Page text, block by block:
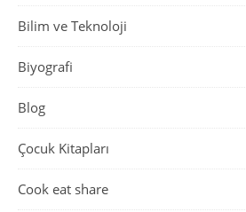
Bilim ve Teknoloji
Biyografi
Blog
Çocuk Kitapları
Cook eat share